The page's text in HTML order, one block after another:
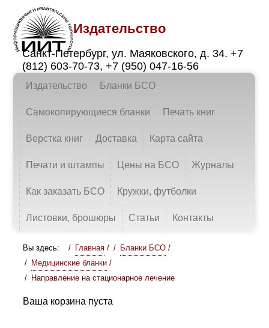
Издательство
Санкт-Петербург,ул. Маяковского, д. 34. +7
(812) 603-70-73,+7 (950) 047-16-56
Издательство Бланки БСО
Самокопирующиеся бланки Печать книг
Верстка книг Доставка Карта сайта
Печати и штампы Цены на БСО Журналы
Как заказать БСО Кружки, футболки
Листовки, брошюры Статьи Контакты
Вы здесь: Главная / Бланки БСО /
Медицинские бланки /
Направление на стационарное лечение
Ваша корзина пуста